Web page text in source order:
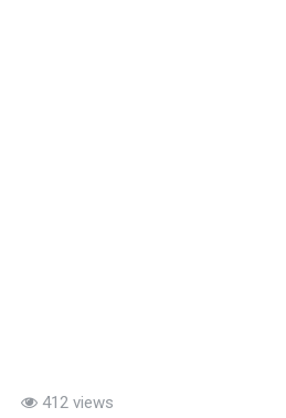
412 views